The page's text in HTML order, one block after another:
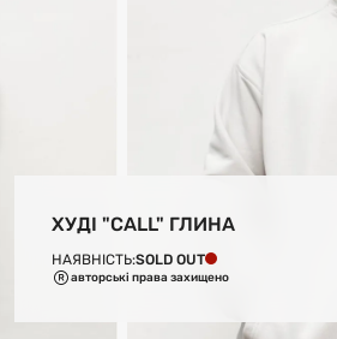
ХУДІ "CALL" ГЛИНА
НАЯВНІСТЬ:SOLD OUT
авторські права захищено